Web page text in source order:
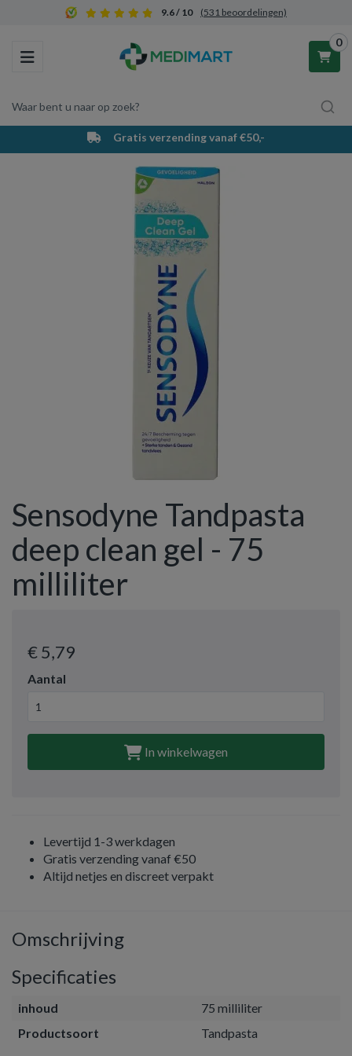
9.6 / 10 (531 beoordelingen)
Toggle navigation
Waar bent u naar op zoek?
0
Winkelwagen
Uw winkelwagen is leeg.
Vul hem met producten.
Gratis verzending vanaf €50,-
Sensodyne Tandpasta
deep clean gel - 75
milliliter
€ 5,79
Aantal
In winkelwagen
Levertijd 1-3 werkdagen
Gratis verzending vanaf €50
Altijd netjes en discreet verpakt
Omschrijving
Specificaties
inhoud
75 milliliter
Productsoort
Tandpasta